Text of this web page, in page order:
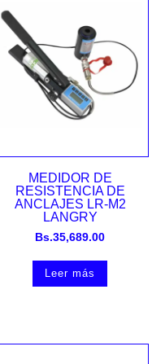
MEDIDOR DE
RESISTENCIA DE
ANCLAJES LR-M2
LANGRY
Bs.35,689.00
Leer más